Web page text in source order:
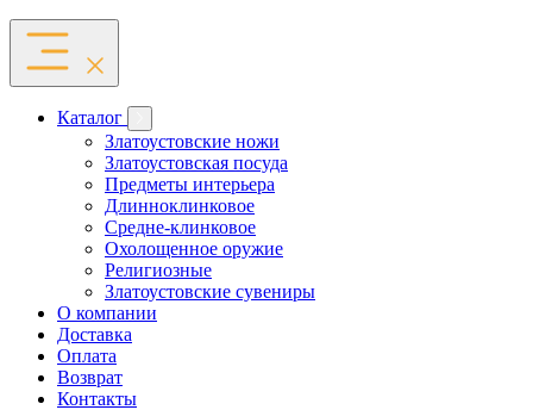
Каталог
Златоустовские ножи
Златоустовская посуда
Предметы интерьера
Длинноклинковое
Средне-клинковое
Охолощенное оружие
Религиозные
Златоустовские сувениры
О компании
Доставка
Оплата
Возврат
Контакты